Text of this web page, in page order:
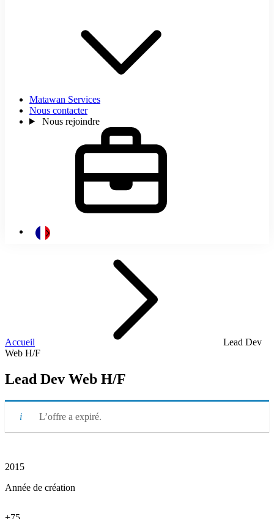
Matawan Services
Nous contacter
Nous rejoindre
Accueil
Lead Dev
Web H/F
Lead Dev Web H/F
L’offre a expiré.
2015
Année de création